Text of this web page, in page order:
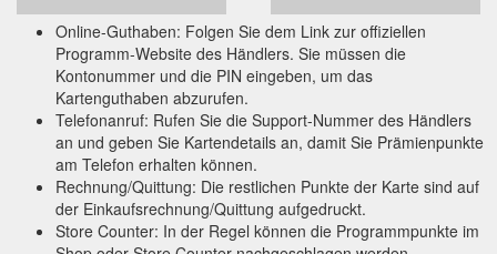
Online-Guthaben: Folgen Sie dem Link zur offiziellen
Programm-Website des Händlers. Sie müssen die
Kontonummer und die PIN eingeben, um das
Kartenguthaben abzurufen.
Telefonanruf: Rufen Sie die Support-Nummer des Händlers
an und geben Sie Kartendetails an, damit Sie Prämienpunkte
am Telefon erhalten können.
Rechnung/Quittung: Die restlichen Punkte der Karte sind auf
der Einkaufsrechnung/Quittung aufgedruckt.
Store Counter: In der Regel können die Programmpunkte im